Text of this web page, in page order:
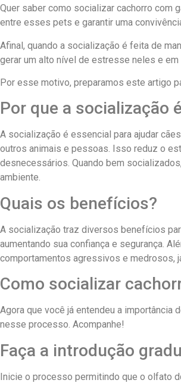
Quer saber como socializar cachorro com
entre esses pets e garantir uma
Afinal, quando a socialização é feita de
gerar um alto nível de estresse neles e em
Por esse motivo, preparamos este artigo
Por que a socialização
A socialização é essencial para ajudar
outros animais e pessoas. Isso reduz o
desnecessários. Quando bem
ambiente.
Quais os benefícios?
A socialização traz diversos benefícios
aumentando sua confiança e segurança.
comportamentos agressivos e medrosos,
Como socializar
Agora que você já entendeu a
nesse processo. Acompanhe!
Faça a introdução
Inicie o processo permitindo que o olfato